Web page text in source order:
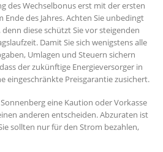
des Wechselbonus erst mit der ersten
Ende des Jahres. Achten Sie unbedingt
diese schützt Sie vor steigenden
Damit Sie sich wenigstens alle
Umlagen und Steuern sichern
der zukünftige Energieversorger in
eingeschränkte Preisgarantie zusichert.
eine Kaution oder Vorkasse
anderen entscheiden. Abzuraten ist
sollten nur für den Strom bezahlen,